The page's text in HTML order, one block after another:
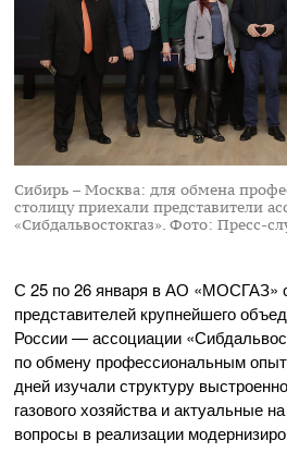
Сибирь – Москва: для обмена
столицу приехали представители
«Сибдальвостокгаз». Фото: Пресс-
С 25 по 26 января вАО «МОСГАЗ»
представителей крупнейшего
России — ассоциации
по обмену профессиональным
дней изучали структуру
газового хозяйства и актуальные
вопросы в реализации